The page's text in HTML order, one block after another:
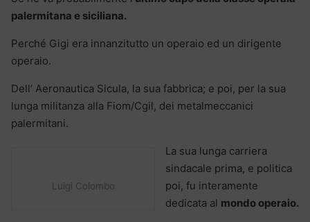
palermitana e siciliana.
Perché Gigi era innanzitutto un operaio ed un dirigente
operaio.
Dell’ Aeronautica Sicula, la sua fabbrica; e poi, per la sua
lunga militanza alla Fiom/Cgil, dei metalmeccanici
palermitani.
Luigi Colombo
La sua lunga carriera
sindacale prima, e politica
poi, fu interamente
dedicata al mondo operaio.